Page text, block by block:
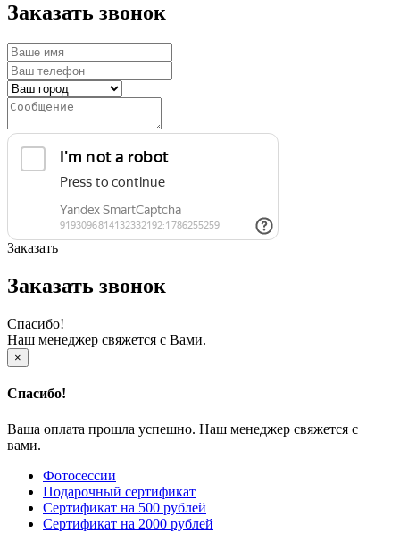
Заказать звонок
Заказать
Заказать звонок
Спасибо!
Наш менеджер свяжется с Вами.
×
Спасибо!
Ваша оплата прошла успешно. Наш менеджер свяжется с
вами.
Фотосессии
Подарочный сертификат
Сертификат на 500 рублей
Сертификат на 2000 рублей